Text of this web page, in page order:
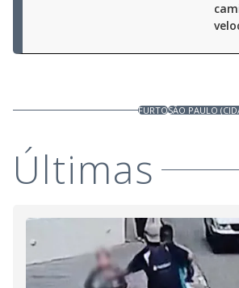
FURTOSÃO PAULO
Últimas